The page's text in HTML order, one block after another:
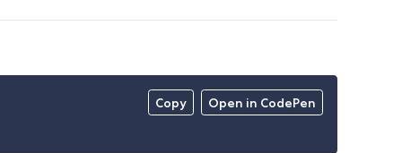
Copy Open in CodePen